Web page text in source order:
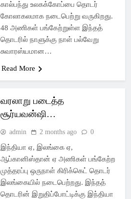
கால்பந்து உலகக்கோப்பை தொடர்
கோலாகலமாக நடைபெற்று வருகிறது.
48 அணிகள் பங்கேற்றுள்ள இந்தத்
தொடரில் நாளுக்கு நாள் பல்வேறு
சுவாரஸ்யமான…
Read More
வரலாறு படைத்த
சூர்யவன்ஷி…
admin 2 months ago 0
இந்தியா ஏ, இலங்கை ஏ,
ஆப்கானிஸ்தான் ஏ அணிகள் பங்கேற்ற
முத்தரப்பு ஒருநாள் கிரிக்கெட் தொடர்
இலங்கையில் நடைபெற்றது. இந்தத்
தொடரின் இறுதிப்போட்டிக்கு இந்தியா